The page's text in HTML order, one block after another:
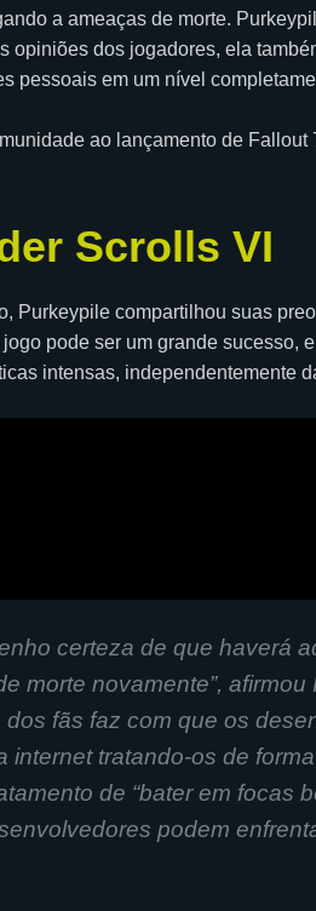
a ameaças de morte.
opiniões dos jogadores, ela
pessoais em um nível
ao lançamento de Fallout
Scrolls VI
Purkeypile compartilhou suas
pode ser um grande sucesso,
intensas, independentemente
certeza de que haverá
morte novamente”, afirmou
fãs faz com que os
tratando-os de
de “bater em focas
podem